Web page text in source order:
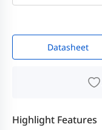
Datasheet
Highlight Features